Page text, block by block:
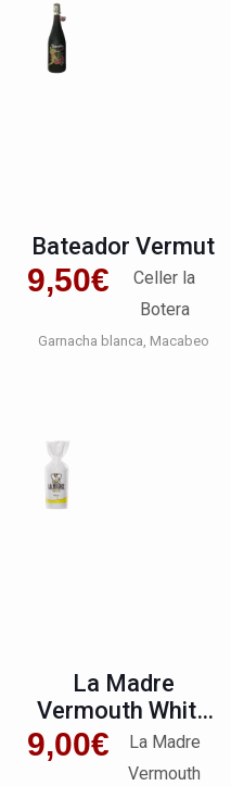
Bateador Vermut
9,50€
Celler la
Botera
Garnacha blanca Macabeo
La Madre
Vermouth White
Dry
9,00€
La Madre
Vermouth